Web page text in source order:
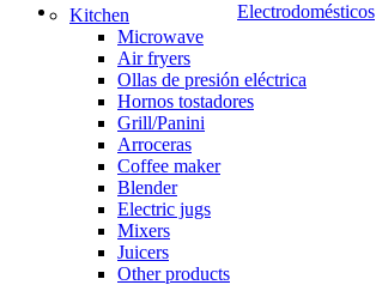
Electrodomésticos
Kitchen
Microwave
Air fryers
Ollas de presión eléctrica
Hornos tostadores
Grill/Panini
Arroceras
Coffee maker
Blender
Electric jugs
Mixers
Juicers
Other products